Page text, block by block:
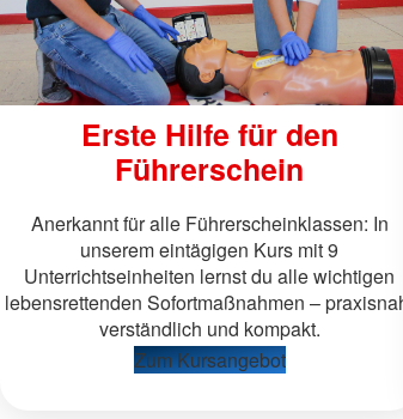
Erste Hilfe für den
Führerschein
Anerkannt für alle Führerscheinklassen: In
unserem eintägigen Kurs mit 9
Unterrichtseinheiten lernst du alle wichtigen
lebensrettenden Sofortmaßnahmen –
verständlich und kompakt.
Zum Kursangebot